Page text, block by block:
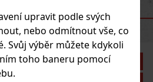
upravit podle svých
nebo odmítnout vše, co
Svůj výběr můžete kdykoli
toho baneru pomocí
PRODUKTY
Sleva: 21%